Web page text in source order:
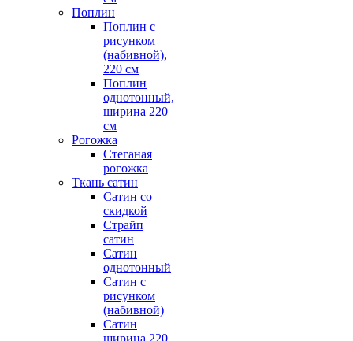
Поплин
Поплин с
рисунком
(набивной),
220 см
Поплин
однотонный,
ширина 220
см
Рогожка
Стеганая
рогожка
Ткань сатин
Сатин со
скидкой
Страйп
сатин
Сатин
однотонный
Сатин с
рисунком
(набивной)
Сатин
ширина 220